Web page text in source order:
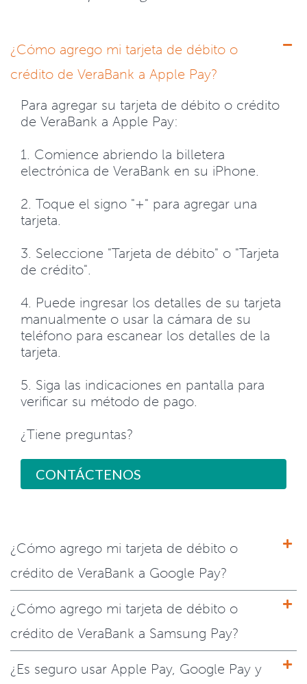
¿Cómo agrego mi tarjeta de débito o
crédito de VeraBank a Apple Pay?
Para agregar su tarjeta de débito o crédito
de VeraBank a Apple Pay:
1. Comience abriendo la billetera
electrónica de VeraBank en su iPhone.
2. Toque el signo "+" para agregar una
tarjeta.
3. Seleccione "Tarjeta de débito" o "Tarjeta
de crédito".
4. Puede ingresar los detalles de su tarjeta
manualmente o usar la cámara de su
teléfono para escanear los detalles de la
tarjeta.
5. Siga las indicaciones en pantalla para
verificar su método de pago.
¿Tiene preguntas?
CONTÁCTENOS
¿Cómo agrego mi tarjeta de débito o
crédito de VeraBank a Google Pay?
¿Cómo agrego mi tarjeta de débito o
crédito de VeraBank a Samsung Pay?
¿Es seguro usar Apple Pay, Google Pay y